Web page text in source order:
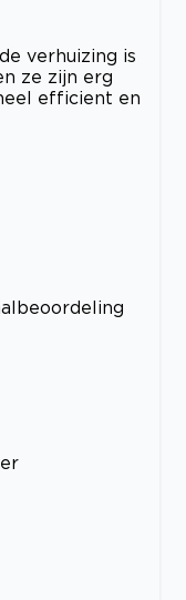
verhuizing is
ze zijn erg
efficient en